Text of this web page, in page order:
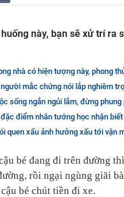
này, bạn sẽ xử trí ra
nhà có hiện tượng này, phong thủy tốt
mắc chứng nói lắp nghiêm trọng, tôi tích lũy
sống ngắn ngủi lắm, đừng phung phí thời
đặc điểm nhân tướng học nhận
quen xấu ảnh hưởng xấu tới vận mệnh:
bé đang đi trên đường
rồi ngại ngùng giãi
bé chút tiền đi xe.